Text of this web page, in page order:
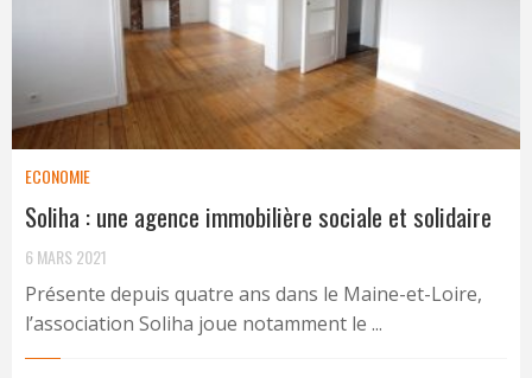
ECONOMIE
Soliha : une agence immobilière sociale et solidaire
6 MARS 2021
Présente depuis quatre ans dans le Maine-et-Loire,
l’association Soliha joue notamment le ...